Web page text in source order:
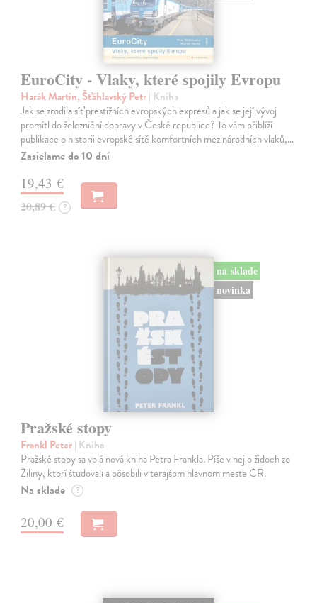
EuroCity - Vlaky, které spojily Evropu
Harák Martin, Šťáhlavský Petr| Kniha
Jak se zrodila síť prestižních evropských expresů a jak se její vývoj
promítl do železniční dopravy v České republice? To vám přiblíží
publikace o historii evropské sítě komfortních mezinárodních vlaků,…
Zasielame do 10 dní
19,43 €
20,89 € ?
na sklade
novinka
Pražské stopy
Frankl Peter| Kniha
Pražské stopy sa volá nová kniha Petra Frankla. Píše v nej o židoch zo
Žiliny, ktorí študovali a pôsobili v terajšom hlavnom meste ČR.
Na sklade ?
20,00 €